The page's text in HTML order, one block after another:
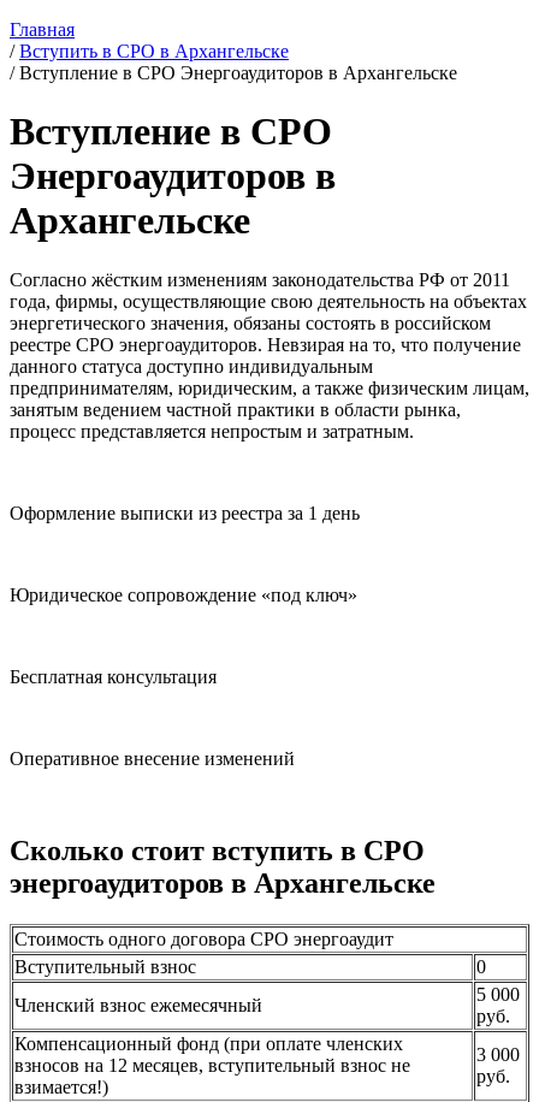
Главная
/Вступить в СРО в Архангельске
/Вступление в СРО Энергоаудиторов в Архангельске
Вступление в СРО
Энергоаудиторов в
Архангельске
Согласно жёстким изменениям законодательства РФ от 2011
года, фирмы, осуществляющие свою деятельность на объектах
энергетического значения, обязаны состоять в российском
реестре СРО энергоаудиторов. Невзирая на то, что получение
данного статуса доступно индивидуальным
предпринимателям, юридическим, а также физическим лицам,
занятым ведением частной практики в области рынка,
процесс представляется непростым и затратным.
Оформление выписки из реестра за 1 день
Юридическое сопровождение «под ключ»
Бесплатная консультация
Оперативное внесение изменений
Сколько стоит вступить в СРО
энергоаудиторов в Архангельске
Стоимость одного договора СРО энергоаудит
Вступительный взнос
0
Членский взнос ежемесячный
5 000
руб.
Компенсационный фонд (при оплате членских
взносов на 12 месяцев, вступительный взнос не
взимается!)
3 000
руб.